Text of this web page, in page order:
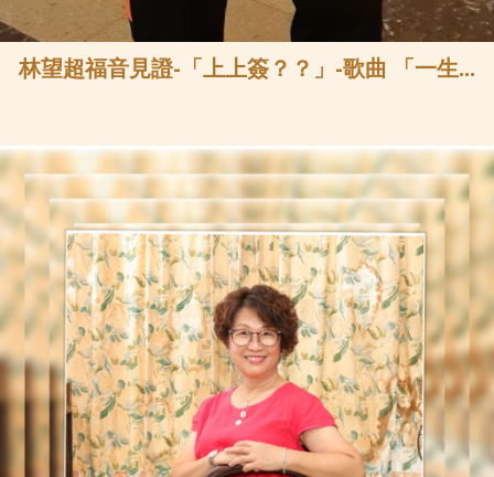
林望超福音見證-「上上簽？？」-歌曲 「一生...